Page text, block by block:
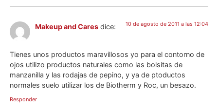
Makeup and Cares dice: 10 de agosto de 2011 a las 12:04
Tienes unos productos maravillosos yo para el contorno de
ojos utilizo productos naturales como las bolsitas de
manzanilla y las rodajas de pepino, y ya de ptoductos
normales suelo utilizar los de Biotherm y Roc, un besazo.
Responder